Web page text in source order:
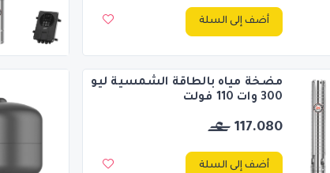
أضف إلى السلة
مضخة مياه بالطاقة الشمسية ليو
300 وات 110 فولت
117.080
أضف إلى السلة